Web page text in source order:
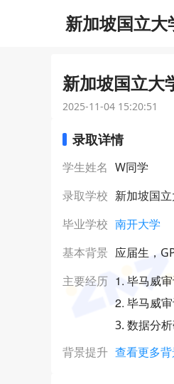
新加坡国立
新加坡国立
2025-11-04 15:20:51
录取详情
学生姓名 W同学
录取学校 新加坡国
毕业学校 南开大学
基本背景 应届生，
主要经历 1. 毕马威
2. 毕马威
3. 数据分
背景提升 查看更多